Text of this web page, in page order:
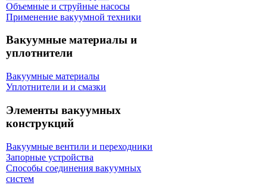
Объемные и струйные насосы
Применение вакуумной техники
Вакуумные материалы и
уплотнители
Вакуумные материалы
Уплотнители и и смазки
Элементы вакуумных
конструкций
Вакуумные вентили и переходники
Запорные устройства
Способы соединения вакуумных
систем